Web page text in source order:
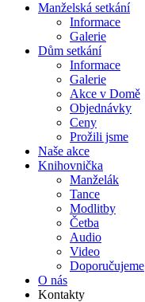
Manželská setkání
Informace
Galerie
Dům setkání
Informace
Galerie
Akce v Domě
Objed­návky
Ceny
Prožili jsme
Naše akce
Knihov­nička
Manželák
Tance
Modlitby
Četba
Audio
Video
Doporu­čujeme
O nás
Kontakty